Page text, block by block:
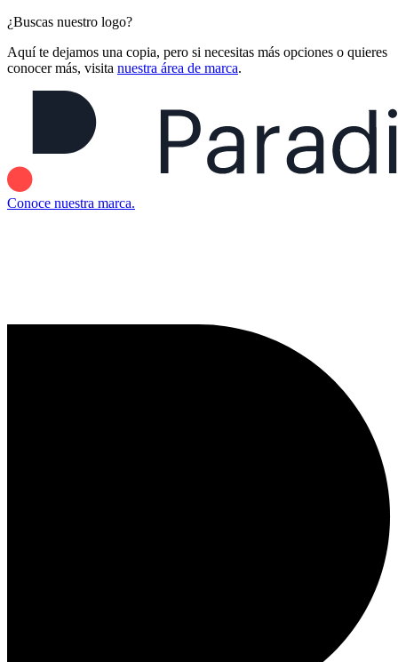
¿Buscas nuestro logo?
Aquí te dejamos una copia, pero si necesitas más opciones o quieres
conocer más, visita nuestra área de marca.
Conoce nuestra marca.